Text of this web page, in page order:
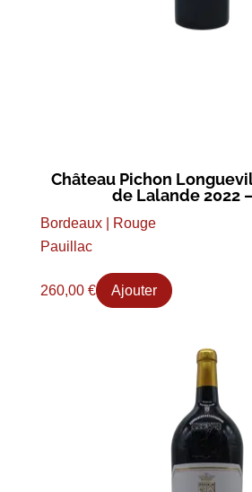
Château Pichon
de Lalande 2022
Bordeaux | Rouge
Pauillac
260,00 € Ajouter